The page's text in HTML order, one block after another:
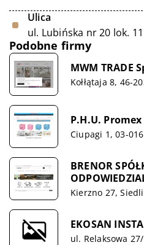
Ulica
ul. Lubińska nr 20 lok. 11
Podobne firmy
MWM TRADE
Kołłątaja 8, 46-
P.H.U.
Ciupagi 1, 03-
BRENOR
Kierzno 27,
EKOSAN
ul. Relaksowa